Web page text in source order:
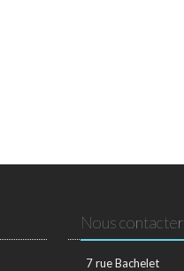
Nous contacter
7 rue Bachelet